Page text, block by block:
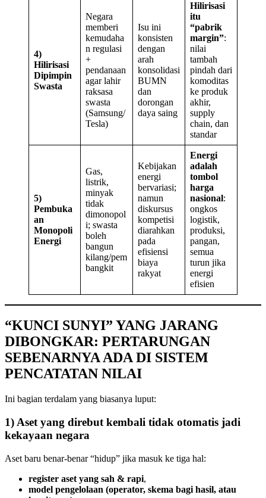
4)
Hilirisasi
Dipimpin
Swasta
Negara
memberi
kemudaha
n regulasi
+
pendanaan
agar lahir
raksasa
swasta
(Samsung/
Tesla)
Isu ini
konsisten
dengan
arah
konsolidasi
BUMN
dan
dorongan
daya saing
Hilirisasi
itu
“pabrik
margin”:
nilai
tambah
pindah dari
komoditas
ke produk
akhir,
supply
chain, dan
standar
5)
Pembuka
an
Monopoli
Energi
Gas,
listrik,
minyak
tidak
dimonopol
i; swasta
boleh
bangun
kilang/pem
bangkit
Kebijakan
energi
bervariasi;
namun
diskursus
kompetisi
diarahkan
pada
efisiensi
biaya
rakyat
Energi
adalah
tombol
harga
nasional:
ongkos
logistik,
produksi,
pangan,
semua
turun jika
energi
efisien
“KUNCI SUNYI” YANG JARANG
DIBONGKAR: PERTARUNGAN
SEBENARNYA ADA DI SISTEM
PENCATATAN NILAI
Ini bagian terdalam yang biasanya luput:
1) Aset yang direbut kembali tidak otomatis jadi
kekayaan negara
Aset baru benar-benar “hidup” jika masuk ke tiga hal:
register aset yang sah & rapi,
model pengelolaan (operator, skema bagi hasil, atau